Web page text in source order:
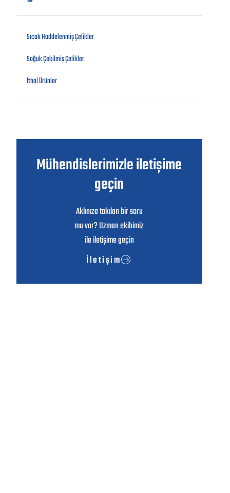
Sıcak Haddelenmiş Çelikler
Soğuk Çekilmiş Çelikler
İthal Ürünler
Mühendislerimizle iletişime
geçin
Aklınıza takılan bir soru
mu var? Uzman ekibimiz
ile iletişime geçin
İletişim